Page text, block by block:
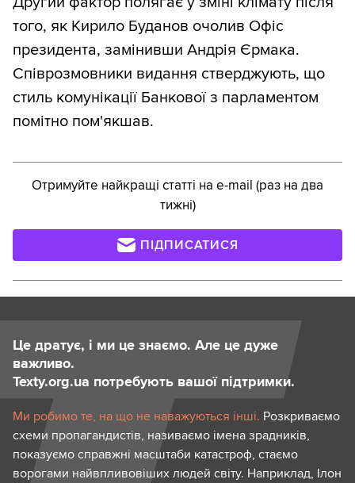
того, як Кирило Буданов очолив Офіс
президента, замінивши Андрія Єрмака.
Співрозмовники видання стверджують, що
стиль комунікації Банкової з парламентом
помітно пом'якшав.
Отримуйте найкращі статті на e-mail (раз на два
тижні)
ПІДПИСАТИСЯ
Це дратує, і ми це знаємо. Але це дуже
важливо.
Texty.org.ua потребують вашої підтримки.
Ми робимо те, на що не наважуються інші. Розкриваємо
схеми пропагандистів, називаємо імена зрадників,
показуємо справжні масштаби катастроф, стаємо
ворогами найвпливовіших людей світу. Наприклад, Ілон